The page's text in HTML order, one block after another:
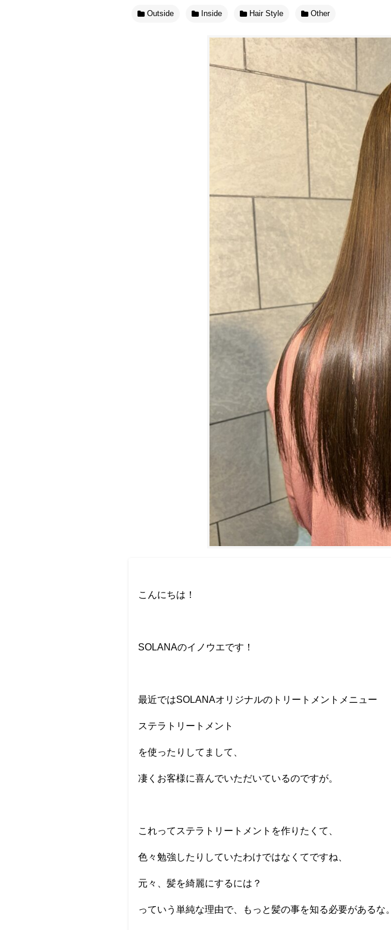
Outside Inside Hair Style Other
こんにちは！
SOLANAのイノウエです！
最近ではSOLANAオリジナルのトリートメントメニュー
ステラトリートメント
を使ったりしてまして、
凄くお客様に喜んでいただいているのですが。
これってステラトリートメントを作りたくて、
色々勉強したりしていたわけではなくてですね、
元々、髪を綺麗にするには？
っていう単純な理由で、もっと髪の事を知る必要があるな。